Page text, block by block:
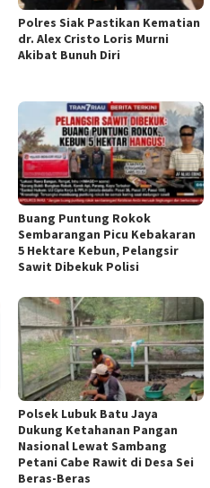
Polres Siak Pastikan Kematian
dr. Alex Cristo Loris Murni
Akibat Bunuh Diri
Buang Puntung Rokok
Sembarangan Picu Kebakaran
5 Hektare Kebun, Pelangsir
Sawit Dibekuk Polisi
Polsek Lubuk Batu Jaya
Dukung Ketahanan Pangan
Nasional Lewat Sambang
Petani Cabe Rawit di Desa Sei
Beras-Beras